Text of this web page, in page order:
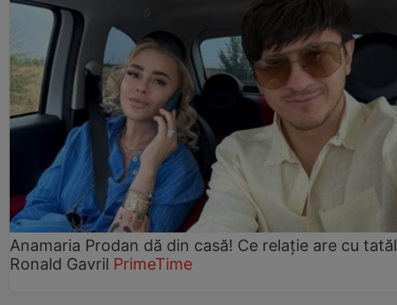
Anamaria Prodan dă din casă! Ce relație are cu
Ronald Gavril PrimeTime